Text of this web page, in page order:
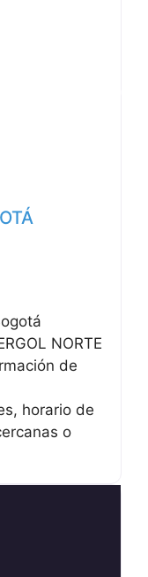
NORTE
de
horario de
o